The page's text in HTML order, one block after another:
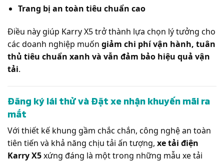
Trang bị an toàn tiêu chuẩn cao
Điều này giúp Karry X5 trở thành lựa chọn lý tưởng cho
các doanh nghiệp muốn giảm chi phí vận hành, tuân
thủ tiêu chuẩn xanh và vẫn đảm bảo hiệu quả vận
tải.
Đăng ký lái thử và Đặt xe nhận khuyến mãi ra
mắt
Với thiết kế khung gầm chắc chắn, công nghệ an toàn
tiên tiến và khả năng chịu tải ấn tượng, xe tải điện
Karry X5xứng đáng là một trong những mẫu xe tải